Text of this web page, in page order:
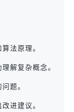
法原理。
解复杂概念。
题。
进建议。